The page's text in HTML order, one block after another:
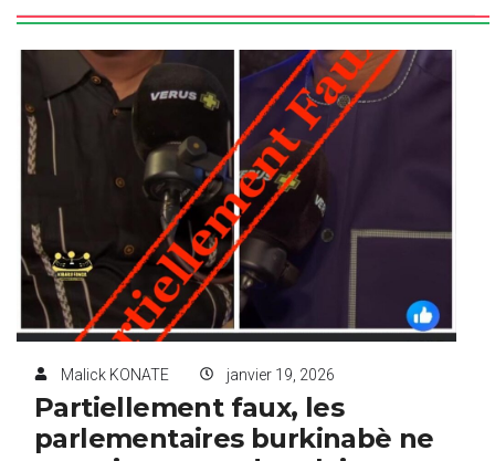
Malick KONATE janvier 19, 2026
Partiellement faux, les
parlementaires burkinabè ne